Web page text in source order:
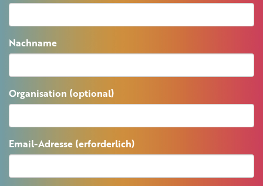
Nachname
Organisation (optional)
Email-Adresse (erforderlich)